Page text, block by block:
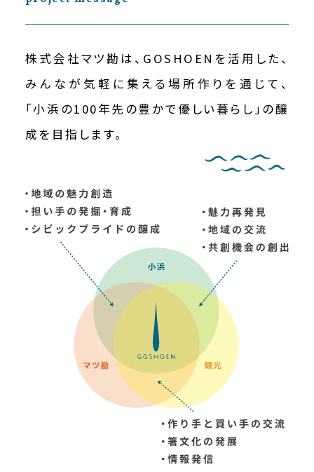
株式会社マツ勘は、GOSHOENを活用した、
みんなが気軽に集える場所作りを通じて、
「小浜の100年先の豊かで優しい暮らし」の醸
成を目指します。